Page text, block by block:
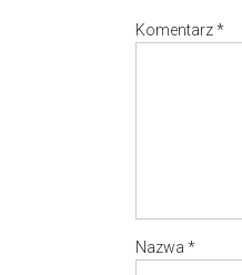
Komentarz*
Nazwa *